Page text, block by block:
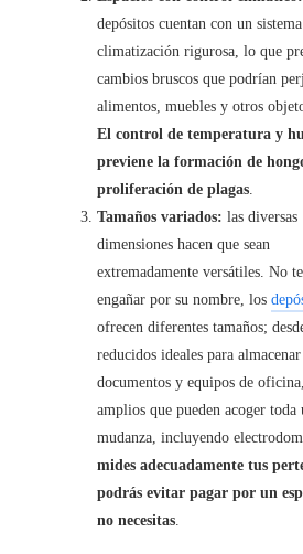
depósitos cuentan con un
climatización rigurosa, lo que
cambios bruscos que podrían
alimentos, muebles y otros
El control de temperatura y
previene la formación de
proliferación de plagas.
Tamaños variados: las diversas
dimensiones hacen que sean
extremadamente versátiles. No
engañar por su nombre, los
ofrecen diferentes tamaños;
reducidos ideales para almacenar
documentos y equipos de
amplios que pueden acoger toda
mudanza, incluyendo
mides adecuadamente tus
podrás evitar pagar por un
no necesitas.